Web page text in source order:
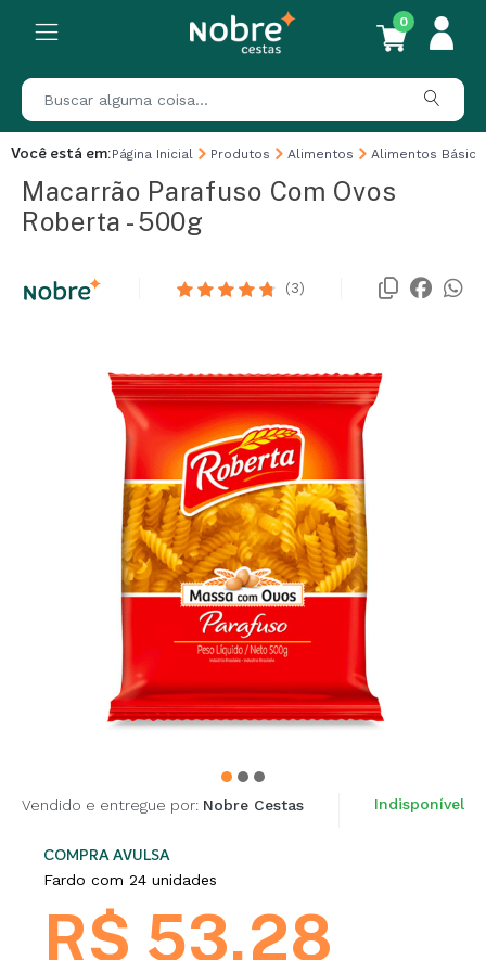
0
Você está em:Página Inicial Produtos Alimentos Alimentos
Macarrão Parafuso Com Ovos
Roberta - 500g
(3)
Vendido e entregue por: Nobre Cestas Indisponível
COMPRA AVULSA
Fardo com 24 unidades
R$ 53,28